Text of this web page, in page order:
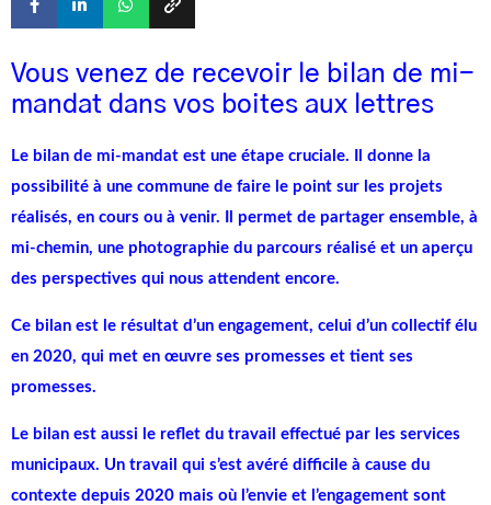
Vous venez de recevoir le bilan de mi-
mandat dans vos boites aux lettres
Le bilan de mi-mandat est une étape cruciale. Il donne la
possibilité à une commune de faire le point sur les projets
réalisés, en cours ou à venir. Il permet de partager ensemble, à
mi-chemin, une photographie du parcours réalisé et un aperçu
des perspectives qui nous attendent encore.
Ce bilan est le résultat d’un engagement, celui d’un collectif élu
en 2020, qui met en œuvre ses promesses et tient ses
promesses.
Le bilan est aussi le reflet du travail effectué par les services
municipaux. Un travail qui s’est avéré difficile à cause du
contexte depuis 2020 mais où l’envie et l’engagement sont